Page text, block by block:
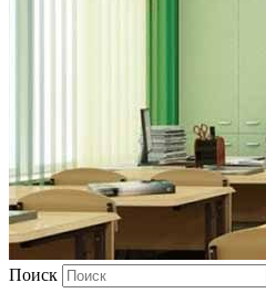
Поиск